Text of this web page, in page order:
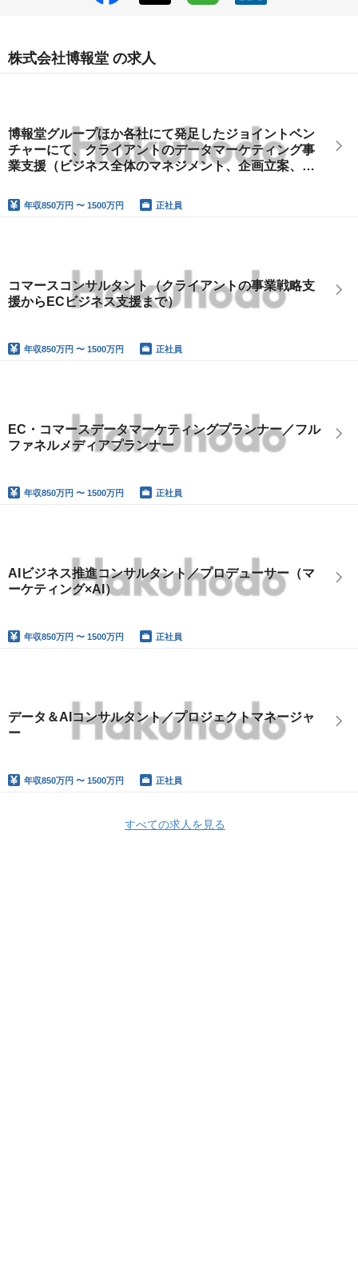
株式会社博報堂 の求人
博報堂グループほか各社にて発足したジョイントベン
チャーにて、クライアントのデータマーケティング事
業支援（ビジネス全体のマネジメント、企画立案、施
年収850万円 〜 1500万円 正社員
コマースコンサルタント（クライアントの事業戦略支
援からECビジネス支援まで）
年収850万円 〜 1500万円 正社員
EC・コマースデータマーケティングプランナー／フル
ファネルメディアプランナー
年収850万円 〜 1500万円 正社員
AIビジネス推進コンサルタント／プロデューサー（マ
ーケティング×AI）
年収850万円 〜 1500万円 正社員
データ＆AIコンサルタント／プロジェクトマネージャ
ー
年収850万円 〜 1500万円 正社員
すべての求人を見る